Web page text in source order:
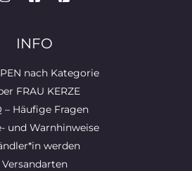
INFO
nach Kategorie
FRAU KERZE
– Häufige Fragen
und Warnhinweise
werden
Versandarten